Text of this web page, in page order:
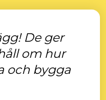
De ger
om hur
och bygga